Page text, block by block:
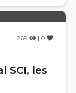
269 | 0
SCI, les